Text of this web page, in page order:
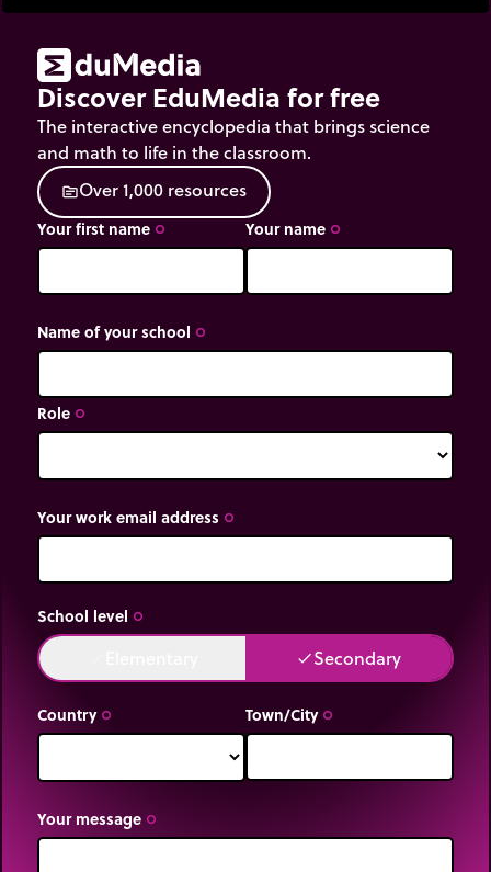
Discover EduMedia for free
The interactive encyclopedia that brings science
and math to life in the classroom.
sourceOver1,000 resources
Your first name trip_origin Your name trip_origin
Name of your school trip_origin
Role trip_origin
Your work email address trip_origin
School level trip_origin
doneSecondary
Country trip_origin Town/City trip_origin
Your message trip_origin